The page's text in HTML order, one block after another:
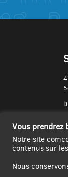
Vous prendrez
Notre site
contenus sur
Nous